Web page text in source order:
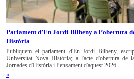
Parlament d’En Jordi Bilbeny a l’obertura
Història
Publiquem el parlament d'En Jordi Bilbeny,
Universitat Nova Història; a l'acte d'obertura de
Jornades d'Història i Pensament d'aquest 2026.
»